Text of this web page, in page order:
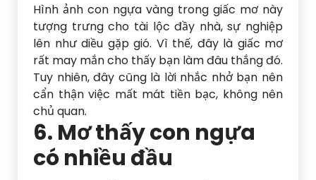
Hình ảnh con ngựa vàng trong giấc mơ này
tượng trưng cho tài lộc đầy nhà, sự nghiệp
lên như diều gặp gió. Vì thế, đây là giấc mơ
rất may mắn cho thấy bạn làm đâu thắng đó.
Tuy nhiên, đây cũng là lời nhắc nhở bạn nên
cẩn thận việc mất mát tiền bạc, không nên
chủ quan.
6. Mơ thấy con ngựa
có nhiều đầu